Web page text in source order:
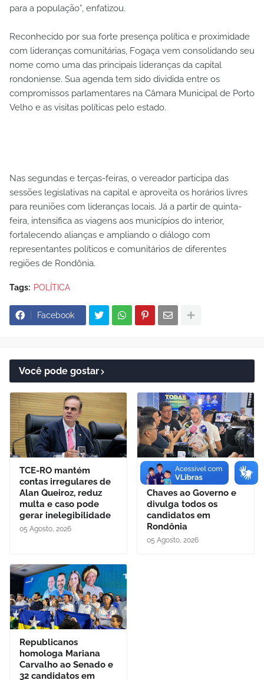
para a população”, enfatizou.
Reconhecido por sua forte presença política e proximidade
com lideranças comunitárias, Fogaça vem consolidando seu
nome como uma das principais lideranças da capital
rondoniense. Sua agenda tem sido dividida entre os
compromissos parlamentares na Câmara Municipal de Porto
Velho e as visitas políticas pelo estado.
Nas segundas e terças-feiras, o vereador participa das
sessões legislativas na capital e aproveita os horários livres
para reuniões com lideranças locais. Já a partir de quinta-
feira, intensifica as viagens aos municípios do interior,
fortalecendo alianças e ampliando o diálogo com
representantes políticos e comunitários de diferentes
regiões de Rondônia.
Tags: POLÍTICA
Facebook
Você pode gostar
TCE-RO mantém
contas irregulares de
Alan Queiroz, reduz
multa e caso pode
gerar inelegibilidade
05 Agosto, 2026
União Progressista
oficializa Hildon
Chaves ao Governo e
divulga todos os
candidatos em
Rondônia
05 Agosto, 2026
Republicanos
homologa Mariana
Carvalho ao Senado e
32 candidatos em